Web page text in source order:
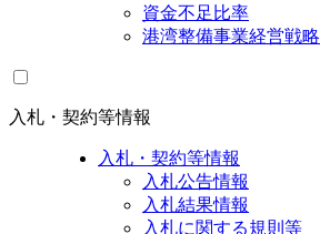
資金不足比率
港湾整備事業経営戦略
入札・契約等情報
入札・契約等情報
入札公告情報
入札結果情報
入札に関する規則等